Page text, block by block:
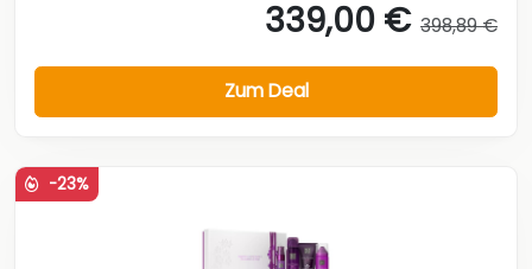
339,00 € 398,89 €
Zum Deal
-23%